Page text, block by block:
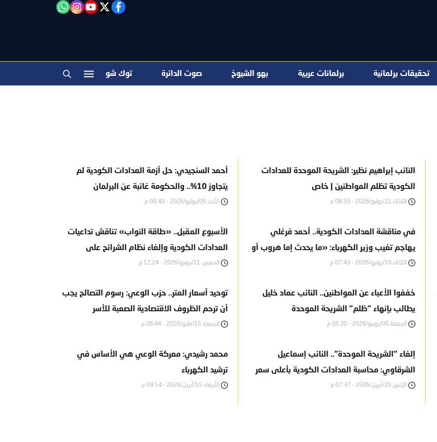
facebook
twitter
youtube
instagram
"‎Follow the آخر خبر channel on WhatsApp:
تحقيقات برلمانية برلمانات عربية بهو الشيوخ صوت الدائرة توك شو
النائب إبراهيم نظير: الشريحة الموحدة للعدادات
الكودية تظلم المواطنين | خاص
الثلاثاء 21/يوليو/2026 - 08:33 م
أحمد السنجيدي: حل أزمة العدادات الكودية لم
يتجاوز 10%.. والحكومة غائبة عن البرلمان
الأحد 05/يوليو/2026 - 09:40 م
في مناقشة العدادات الكودية.. أحمد فرغلي
يهاجم تغيب وزير الكهرباء: «ما يحدث إما هروب أو
عدم احترام»
الثلاثاء 16/يونيو/2026 - 07:43 م
الأسبوع المقبل.. «طاقة النواب» تناقش تداعيات
العدادات الكودية وإلغاء نظام الشرائح على
المواطنين
الخميس 11/يونيو/2026 - 12:24 م
خففوا الأعباء عن المواطنين.. النائب عماد خليل
يطالب بإنهاء "ظلم" الشريحة الموحدة
الجمعة 05/يونيو/2026 - 05:30 م
توحيد أسعار المتر.. حزب الوعي: رسوم التصالح يجب
أن ترحم الظروف الاقتصادية الصعبة للأسر
الجمعة 15/مايو/2026 - 06:44 م
إلغاء "الشريحة الموحدة".. النائب إسماعيل
الشرقاوي: محاسبة العدادات الكودية بأعلى سعر
تضر بمحدودي الدخل
الإثنين 20/أبريل/2026 - 07:37 م
محمد رشيدي: معركة الوعي هي الأساس في
ترشيد الكهرباء
الأربعاء 15/أبريل/2026 - 09:54 م